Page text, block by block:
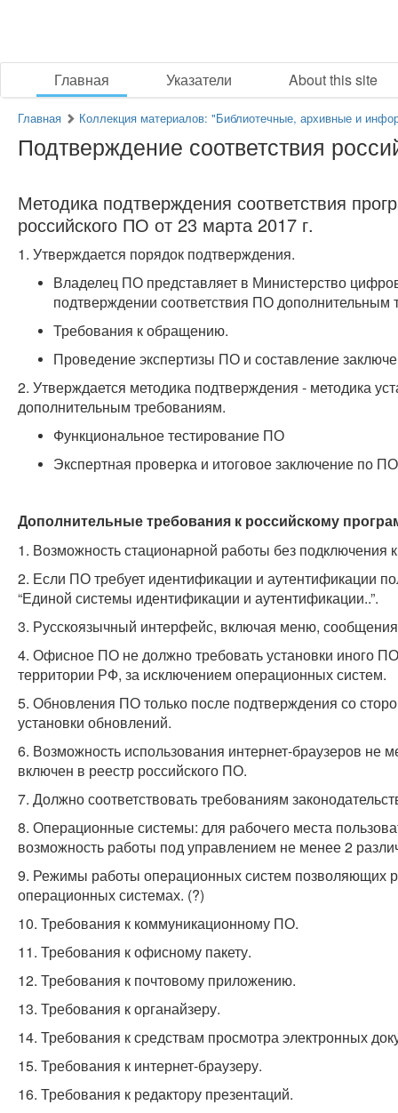
Главная Указатели About this site
Главная Коллекция материалов: "Библиотечные, архивные и
Подтверждение соответствия
Методика подтверждения соответствия
российского ПО от 23 марта 2017 г.
1. Утверждается порядок подтверждения.
Владелец ПО представляет в Министерство
подтверждении соответствия ПО дополнительным
Требования к обращению.
Проведение экспертизы ПО и составление
2. Утверждается методика подтверждения - методика
дополнительным требованиям.
Функциональное тестирование ПО
Экспертная проверка и итоговое заключение по
Дополнительные требования к российскому
1. Возможность стационарной работы без подключения
2. Если ПО требует идентификации и аутентификации
“Единой системы идентификации и аутентификации..”.
3. Русскоязычный интерфейс, включая меню,
4. Офисное ПО не должно требовать установки иного
территории РФ, за исключением операционных систем.
5. Обновления ПО только после подтверждения со
установки обновлений.
6. Возможность использования интернет-браузеров
включен в реестр российского ПО.
7. Должно соответствовать требованиям
8. Операционные системы: для рабочего места
возможность работы под управлением не менее 2
9. Режимы работы операционных систем позволяющих
операционных системах. (?)
10. Требования к коммуникационному ПО.
11. Требования к офисному пакету.
12. Требования к почтовому приложению.
13. Требования к органайзеру.
14. Требования к средствам просмотра электронных
15. Требования к интернет-браузеру.
16. Требования к редактору презентаций.